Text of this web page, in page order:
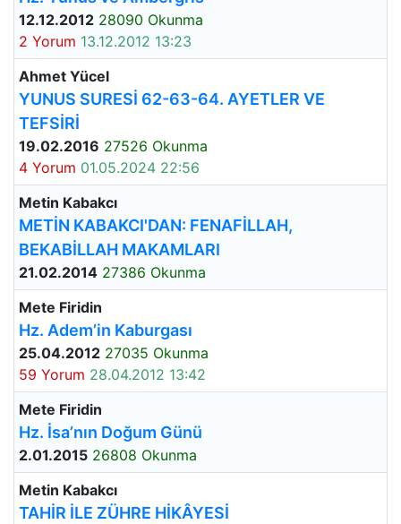
12.12.2012 28090 Okunma
2 Yorum 13.12.2012 13:23
Ahmet Yücel
YUNUS SURESİ 62-63-64. AYETLER VE
TEFSİRİ
19.02.2016 27526 Okunma
4 Yorum 01.05.2024 22:56
Metin Kabakcı
METİN KABAKCI'DAN: FENAFİLLAH,
BEKABİLLAH MAKAMLARI
21.02.2014 27386 Okunma
Mete Firidin
Hz. Adem’in Kaburgası
25.04.2012 27035 Okunma
59 Yorum 28.04.2012 13:42
Mete Firidin
Hz. İsa’nın Doğum Günü
2.01.2015 26808 Okunma
Metin Kabakcı
TAHİR İLE ZÜHRE HİKÂYESİ